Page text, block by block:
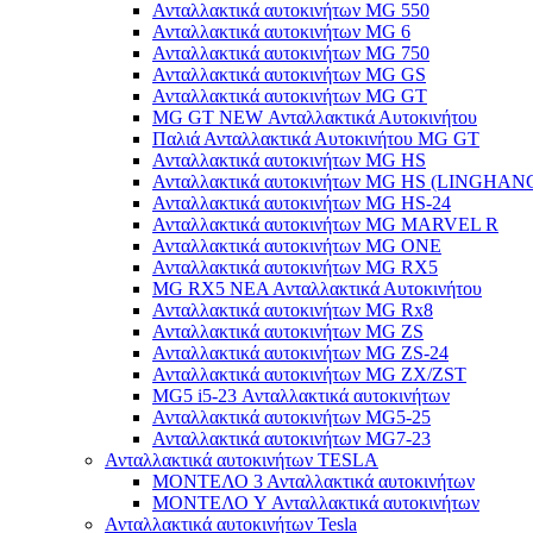
Ανταλλακτικά αυτοκινήτων MG 550
Ανταλλακτικά αυτοκινήτων MG 6
Ανταλλακτικά αυτοκινήτων MG 750
Ανταλλακτικά αυτοκινήτων MG GS
Ανταλλακτικά αυτοκινήτων MG GT
MG GT NEW Ανταλλακτικά Αυτοκινήτου
Παλιά Ανταλλακτικά Αυτοκινήτου MG GT
Ανταλλακτικά αυτοκινήτων MG HS
Ανταλλακτικά αυτοκινήτων MG HS
Ανταλλακτικά αυτοκινήτων MG HS-24
Ανταλλακτικά αυτοκινήτων MG MARVEL R
Ανταλλακτικά αυτοκινήτων MG ONE
Ανταλλακτικά αυτοκινήτων MG RX5
MG RX5 ΝΕΑ Ανταλλακτικά Αυτοκινήτου
Ανταλλακτικά αυτοκινήτων MG Rx8
Ανταλλακτικά αυτοκινήτων MG ZS
Ανταλλακτικά αυτοκινήτων MG ZS-24
Ανταλλακτικά αυτοκινήτων MG ZX/ZST
MG5 i5-23 Ανταλλακτικά αυτοκινήτων
Ανταλλακτικά αυτοκινήτων MG5-25
Ανταλλακτικά αυτοκινήτων MG7-23
Ανταλλακτικά αυτοκινήτων TESLA
ΜΟΝΤΕΛΟ 3 Ανταλλακτικά αυτοκινήτων
ΜΟΝΤΕΛΟ Y Ανταλλακτικά αυτοκινήτων
Ανταλλακτικά αυτοκινήτων Tesla